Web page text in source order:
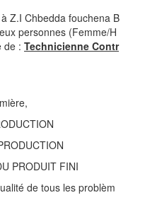
Z.I Chbedda fouchena B
personnes (Femme/H
de : Technicienne Contr
PRODUIT FINI
de tous les problèm